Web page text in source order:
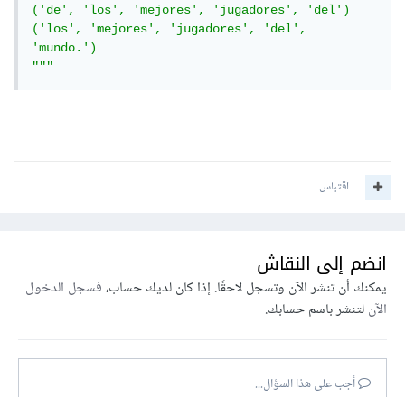
('de', 'los', 'mejores', 'jugadores', 'del')
('los', 'mejores', 'jugadores', 'del',
'mundo.')
"""
اقتباس
انضم إلى النقاش
يمكنك أن تنشر الآن وتسجل لاحقًا. إذا كان لديك حساب،فسجل الدخول
الآنلتنشر باسم حسابك.
أجب على هذا السؤال...